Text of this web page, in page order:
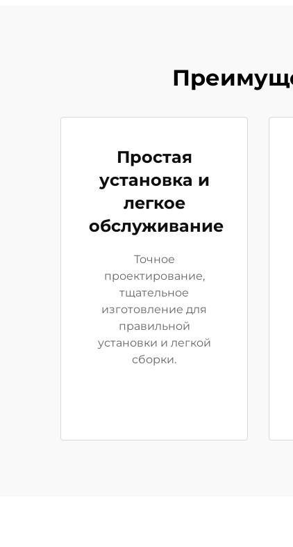
Простая
установка и
легкое
обслуживание
Точное
проектирование,
тщательное
изготовление для
правильной
установки и легкой
сборки.